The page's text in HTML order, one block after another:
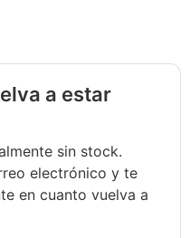
a estar
sin stock.
electrónico y te
en cuanto vuelva a